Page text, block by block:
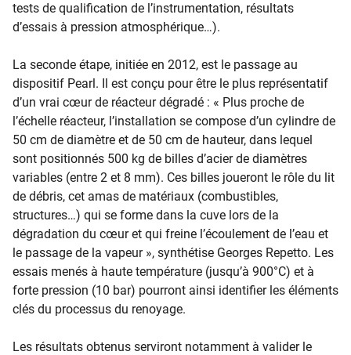
tests de qualification de l’instrumentation, résultats
d’essais à pression atmosphérique…).
La seconde étape, initiée en 2012, est le passage au
dispositif Pearl. Il est conçu pour être le plus représentatif
d’un vrai cœur de réacteur dégradé : « Plus proche de
l’échelle réacteur, l’installation se compose d’un cylindre de
50 cm de diamètre et de 50 cm de hauteur, dans lequel
sont positionnés 500 kg de billes d’acier de diamètres
variables (entre 2 et 8 mm). Ces billes joueront le rôle du lit
de débris, cet amas de matériaux (combustibles,
structures…) qui se forme dans la cuve lors de la
dégradation du cœur et qui freine l’écoulement de l’eau et
le passage de la vapeur », synthétise Georges Repetto. Les
essais menés à haute température (jusqu’à 900°C) et à
forte pression (10 bar) pourront ainsi identifier les éléments
clés du processus du renoyage.
Les résultats obtenus serviront notamment à valider le